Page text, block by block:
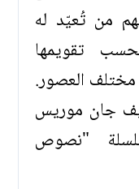
من تُعيّد له
تقويمها
العصور.
جان موريس
"نصوص